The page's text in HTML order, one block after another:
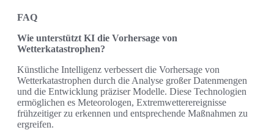
FAQ
Wie unterstützt KI die Vorhersage von
Wetterkatastrophen?
Künstliche Intelligenz verbessert die Vorhersage von
Wetterkatastrophen durch die Analyse großer Datenmengen
und die Entwicklung präziser Modelle. Diese Technologien
ermöglichen es Meteorologen, Extremwetterereignisse
frühzeitiger zu erkennen und entsprechende Maßnahmen zu
ergreifen.